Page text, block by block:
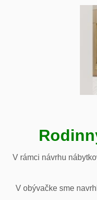
V rámci návrhu
V obývačke sme